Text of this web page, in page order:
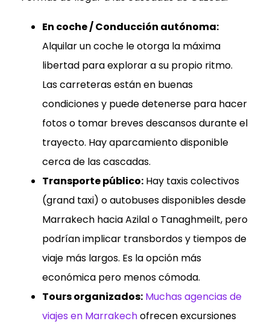
En coche / Conducción autónoma:
Alquilar un coche le otorga la máxima
libertad para explorar a su propio ritmo.
Las carreteras están en buenas
condiciones y puede detenerse para hacer
fotos o tomar breves descansos durante el
trayecto. Hay aparcamiento disponible
cerca de las cascadas.
Transporte público: Hay taxis colectivos
(grand taxi) o autobuses disponibles desde
Marrakech hacia Azilal o Tanaghmeilt, pero
podrían implicar transbordos y tiempos de
viaje más largos. Es la opción más
económica pero menos cómoda.
Tours organizados: Muchas agencias de
viajes en Marrakechofrecen excursiones